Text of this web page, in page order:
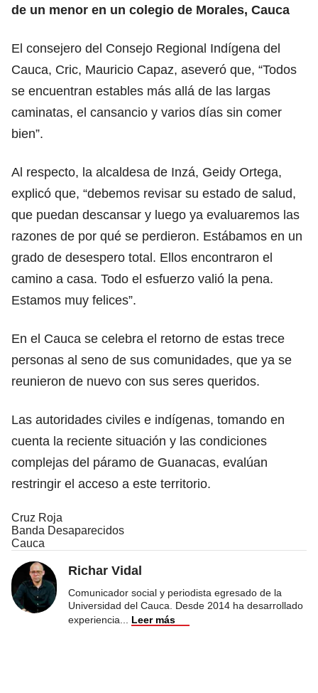
de un menor en un colegio de Morales, Cauca
El consejero del Consejo Regional Indígena del
Cauca, Cric, Mauricio Capaz, aseveró que, “Todos
se encuentran estables más allá de las largas
caminatas, el cansancio y varios días sin comer
bien”.
Al respecto, la alcaldesa de Inzá, Geidy Ortega,
explicó que, “debemos revisar su estado de salud,
que puedan descansar y luego ya evaluaremos las
razones de por qué se perdieron. Estábamos en un
grado de desespero total. Ellos encontraron el
camino a casa. Todo el esfuerzo valió la pena.
Estamos muy felices”.
En el Cauca se celebra el retorno de estas trece
personas al seno de sus comunidades, que ya se
reunieron de nuevo con sus seres queridos.
Las autoridades civiles e indígenas, tomando en
cuenta la reciente situación y las condiciones
complejas del páramo de Guanacas, evalúan
restringir el acceso a este territorio.
Cruz Roja
Banda Desaparecidos
Cauca
Richar Vidal
Comunicador social y periodista egresado de la
Universidad del Cauca. Desde 2014 ha desarrollado
experiencia
Leer más